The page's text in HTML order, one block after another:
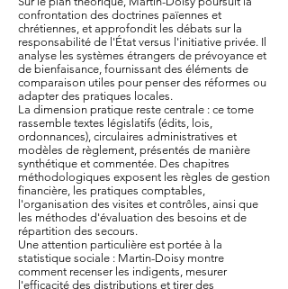
confrontation des doctrines païennes et
chrétiennes, et approfondit les débats sur la
responsabilité de l'État versus l'initiative privée. Il
analyse les systèmes étrangers de prévoyance et
de bienfaisance, fournissant des éléments de
comparaison utiles pour penser des réformes ou
adapter des pratiques locales.
La dimension pratique reste centrale : ce tome
rassemble textes législatifs (édits, lois,
ordonnances), circulaires administratives et
modèles de règlement, présentés de manière
synthétique et commentée. Des chapitres
méthodologiques exposent les règles de gestion
financière, les pratiques comptables,
l'organisation des visites et contrôles, ainsi que
les méthodes d'évaluation des besoins et de
répartition des secours.
Une attention particulière est portée à la
statistique sociale : Martin-Doisy montre
comment recenser les indigents, mesurer
l'efficacité des distributions et tirer des